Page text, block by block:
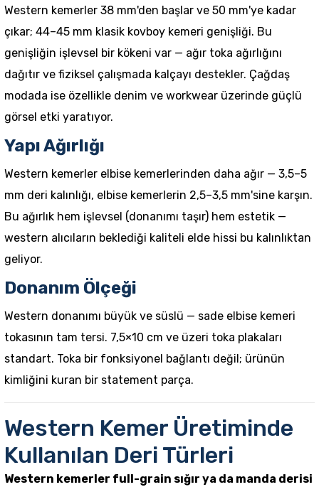
Western kemerler 38 mm'den başlar ve 50 mm'ye kadar
çıkar; 44–45 mm klasik kovboy kemeri genişliği. Bu
genişliğin işlevsel bir kökeni var — ağır toka ağırlığını
dağıtır ve fiziksel çalışmada kalçayı destekler. Çağdaş
modada ise özellikle denim ve workwear üzerinde güçlü
görsel etki yaratıyor.
Yapı Ağırlığı
Western kemerler elbise kemerlerinden daha ağır — 3,5–5
mm deri kalınlığı, elbise kemerlerin 2,5–3,5 mm'sine karşın.
Bu ağırlık hem işlevsel (donanımı taşır) hem estetik —
western alıcıların beklediği kaliteli elde hissi bu kalınlıktan
geliyor.
Donanım Ölçeği
Western donanımı büyük ve süslü — sade elbise kemeri
tokasının tam tersi. 7,5×10 cm ve üzeri toka plakaları
standart. Toka bir fonksiyonel bağlantı değil; ürünün
kimliğini kuran bir statement parça.
Western Kemer Üretiminde
Kullanılan Deri Türleri
Western kemerler full-grain sığır ya da manda derisi